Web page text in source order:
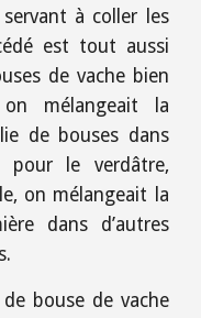
à coller les
est tout aussi
de vache bien
mélangeait la
de bouses dans
pour le verdâtre,
on mélangeait la
dans d’autres
bouse de vache